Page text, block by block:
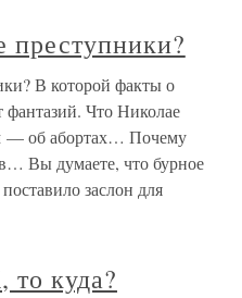
преступники?
В которой факты о
фантазий. Что Николае
— об абортах… Почему
Вы думаете, что бурное
заслон для
куда?